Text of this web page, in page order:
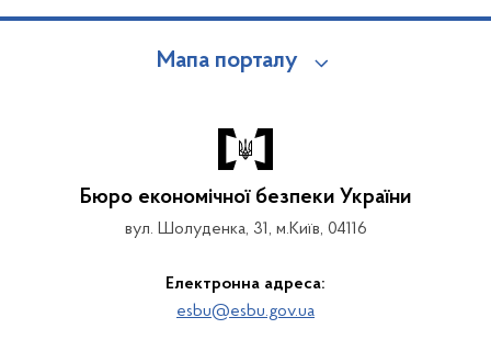
Мапа порталу
Бюро економічної безпеки України
вул. Шолуденка, 31, м.Київ, 04116
Електронна адреса:
esbu@esbu.gov.ua